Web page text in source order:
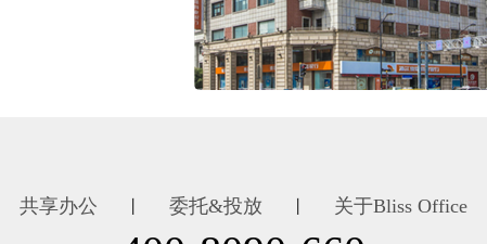
共享办公 委托&投放 关于Bliss Office